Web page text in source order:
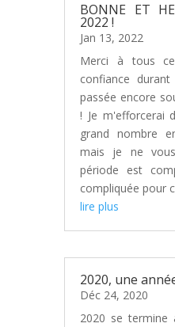
BONNE ET
2022 !
Jan 13, 2022
Merci à tous
confiance
passée encore
! Je m'efforcerai
grand nombre
mais je ne
période est
compliquée pour
lire plus
2020, une
Déc 24, 2020
2020 se termine